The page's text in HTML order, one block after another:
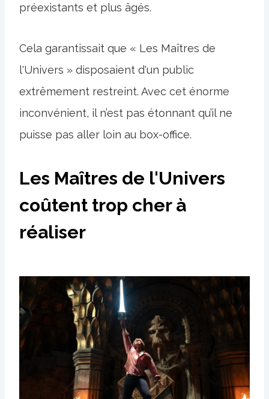
préexistants et plus âgés.
Cela garantissait que « Les Maîtres de
l'Univers » disposaient d'un public
extrêmement restreint. Avec cet énorme
inconvénient, il n’est pas étonnant qu’il ne
puisse pas aller loin au box-office.
Les Maîtres de l'Univers
coûtent trop cher à
réaliser